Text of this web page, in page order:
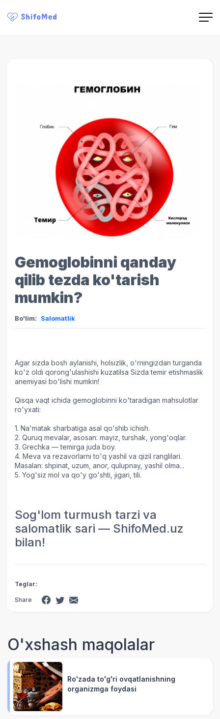
Gemoglobinni qanday
qilib tezda ko'tarish
mumkin?
Bo'lim: Salomatlik
Agar sizda bosh aylanishi, holsizlik, o'rningizdan turganda
ko'z oldi qorong'ulashishi kuzatilsa Sizda temir etishmaslik
anemiyasi bo'lishi mumkin!
Qisqa vaqt ichida gemoglobinni ko'taradigan mahsulotlar
ro'yxati:
1. Na'matak sharbatiga asal qo'shib ichish.
2. Quruq mevalar, asosan: mayiz, turshak, yong'oqlar.
3. Grechka — temirga juda boy.
4. Meva va rezavorlarni to'q yashil va qizil ranglilari.
Masalan: shpinat, uzum, anor, qulupnay, yashil olma...
5. Yog'siz mol va qo'y go'shti, jigari, tili.
Sog'lom turmush tarzi va
salomatlik sari — ShifoMed.uz
bilan!
Teglar:
Share
O'xshash maqolalar
Ro'zada to'g'ri ovqatlanishning
organizmga foydasi